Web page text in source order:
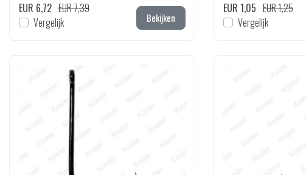
EUR 6,72 EUR 7,39
Vergelijk
Bekijken
EUR 1,05 EUR 1,25
Vergelijk